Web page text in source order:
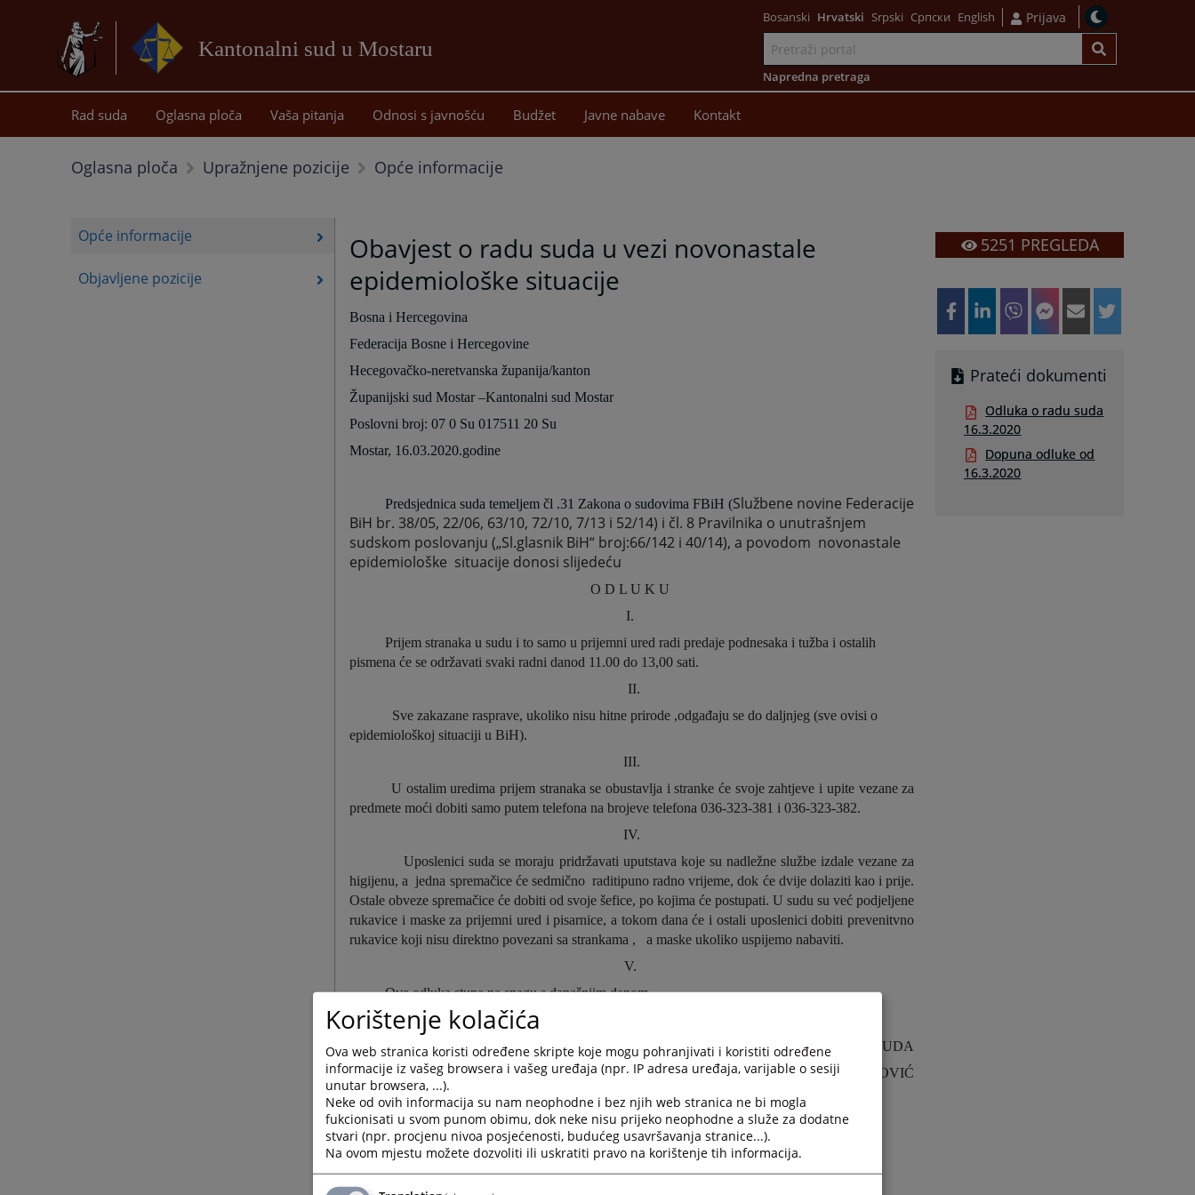
Kantonalni sud u Mostaru
sadržaj
Bosanski Hrvatski Srpski Српски English Prijava
Napredna pretraga
Rad suda Oglasna ploča Vaša pitanja Odnosi s javnošću Budžet Javne nabave Kontakt
Oglasna ploča Upražnjene pozicije Opće informacije
Opće informacije
Objavljene pozicije
Obavjest o radu suda u vezi novonastale
epidemiološke situacije
Bosna i Hercegovina
Federacija Bosne i Hercegovine
Hecegovačko-neretvanska županija/kanton
Županijski sud Mostar –Kantonalni sud Mostar
Poslovni broj: 07 0 Su 017511 20 Su
Mostar, 16.03.2020.godine
Predsjednica suda temeljem čl .31 Zakona o sudovima FBiH (Službene novine Federacije
BiH br. 38/05, 22/06, 63/10, 72/10, 7/13 i 52/14) i čl. 8 Pravilnika o unutrašnjem
sudskom poslovanju („Sl.glasnik BiH“ broj:66/142 i 40/14), a povodom novonastale
epidemiološke situacije donosi slijedeću
O D L U K U
I.
Prijem stranaka u sudu i to samo u prijemni ured radi predaje podnesaka i tužba i ostalih
pismena će se održavati svaki radni danod 11.00 do 13,00 sati.
II.
Sve zakazane rasprave, ukoliko nisu hitne prirode ,odgađaju se do daljnjeg (sve ovisi o
epidemiološkoj situaciji u BiH).
III.
U ostalim uredima prijem stranaka se obustavlja i stranke će svoje zahtjeve i upite vezane za
predmete moći dobiti samo putem telefona na brojeve telefona 036-323-381 i 036-323-382.
IV.
Uposlenici suda se moraju pridržavati uputstava koje su nadležne službe izdale vezane za
higijenu, a jedna spremačice će sedmično raditipuno radno vrijeme, dok će dvije dolaziti kao i prije.
Ostale obveze spremačice će dobiti od svoje šefice, po kojima će postupati. U sudu su već podjeljene
rukavice i maske za prijemni ured i pisarnice, a tokom dana će i ostali uposlenici dobiti prevenitvno
rukavice koji nisu direktno povezani sa strankama ,
a maske ukoliko uspijemo nabaviti.
V.
Ova odluka stupa na snagu s današnjim danom.
PREDSJEDNIK SUDA
JASMINA RAJKOVIĆ
DOPUNA O D L U K E
5251 PREGLEDA
Prateći dokumenti
Odluka o radu suda
16.3.2020
Dopuna odluke od
16.3.2020
Korištenje kolačića
Ova web stranica koristi određene skripte koje mogu pohranjivati i koristiti određene
informacije iz vašeg browsera i vašeg uređaja (npr. IP adresa uređaja, varijable o sesiji
unutar browsera, ...).
Neke od ovih informacija su nam neophodne i bez njih web stranica ne bi mogla
fukcionisati u svom punom obimu, dok neke nisu prijeko neophodne a služe za dodatne
stvari (npr. procjenu nivoa posjećenosti, budućeg usavršavanja stranice...).
Na ovom mjestu možete dozvoliti ili uskratiti pravo na korištenje tih informacija.